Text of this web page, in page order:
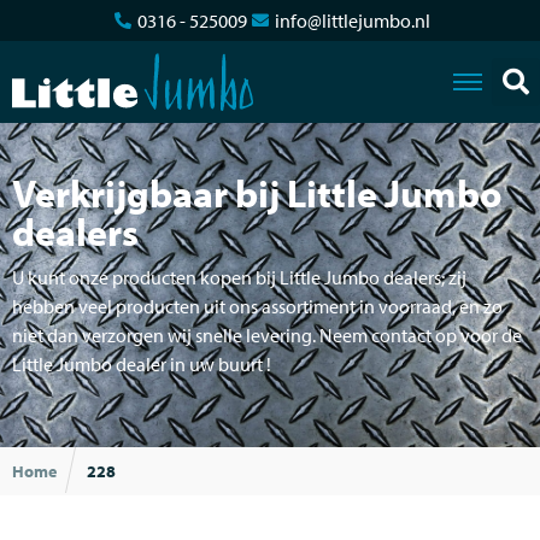
0316 - 525009 info@littlejumbo.nl
Verkrijgbaar bij Little Jumbo
dealers
U kunt onze producten kopen bij Little Jumbo dealers; zij
hebben veel producten uit ons assortiment in voorraad, en zo
niet dan verzorgen wij snelle levering. Neem contact op voor de
Little Jumbo dealer in uw buurt !
Home 228